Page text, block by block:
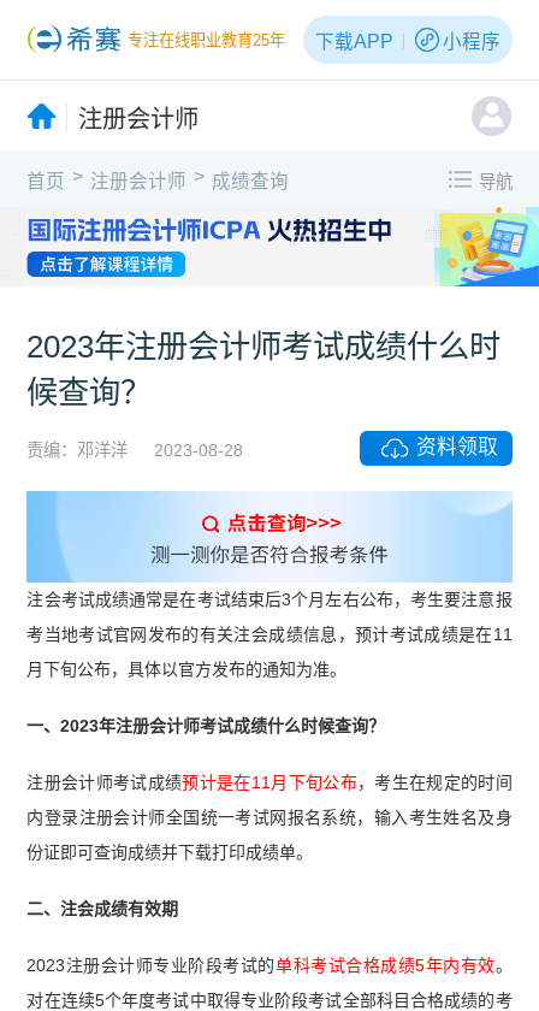
专注在线职业教育25年 下载APP 小程序
注册会计师
首页 > 注册会计师 > 成绩查询 导航
2023年注册会计师考试成绩什么时
候查询？
责编：邓洋洋 2023-08-28 资料领取
注会考试成绩通常是在考试结束后3个月左右公布，考生要注意报
考当地考试官网发布的有关注会成绩信息，预计考试成绩是在11
月下旬公布，具体以官方发布的通知为准。
一、2023年注册会计师考试成绩什么时候查询？
注册会计师考试成绩预计是在11月下旬公布，考生在规定的时间
内登录注册会计师全国统一考试网报名系统，输入考生姓名及身
份证即可查询成绩并下载打印成绩单。
二、注会成绩有效期
2023注册会计师专业阶段考试的单科考试合格成绩5年内有效。
对在连续5个年度考试中取得专业阶段考试全部科目合格成绩的考